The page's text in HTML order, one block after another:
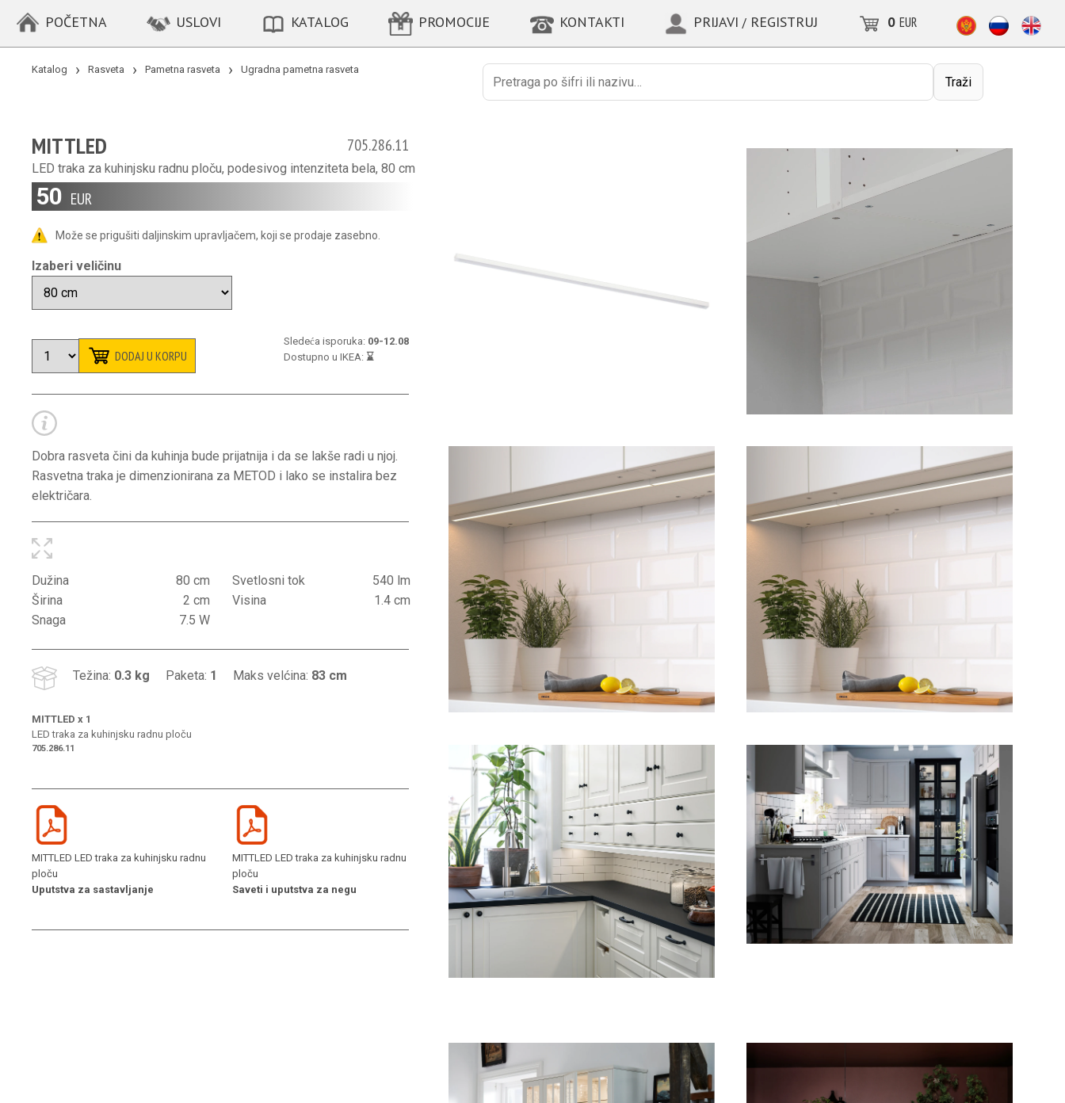
POČETNA USLOVI KATALOG PROMOCIJE KONTAKTI PRIJAVI / REGISTRUJ 0 EUR
Katalog Rasveta Pametna rasveta Ugradna pametna rasveta Поиск
Traži
MITTLED 705.286.11
LED traka za kuhinjsku radnu ploču, podesivog intenziteta bela, 80 cm
50
Može se prigušiti daljinskim upravljačem, koji se prodaje zasebno.
Izaberi veličinu
DODAJ U KORPU
Sledeća isporuka: 09-12.08
Dostupno u IKEA: ⌛️
Dobra rasveta čini da kuhinja bude prijatnija i da se lakše radi u njoj.
Rasvetna traka je dimenzionirana za METOD i lako se instalira bez
električara.
Dužina 80 cm Svetlosni tok
540 lm
Širina
2 cm Visina
1.4 cm
Snaga
7.5 W
Težina: 0.3 kg Paketa: 1 Maks velćina: 83 cm
MITTLED x 1
LED traka za kuhinjsku radnu ploču
705.286.11
MITTLED LED traka za kuhinjsku radnu
ploču
Uputstva za sastavljanje
MITTLED LED traka za kuhinjsku radnu
ploču
Saveti i uputstva za negu